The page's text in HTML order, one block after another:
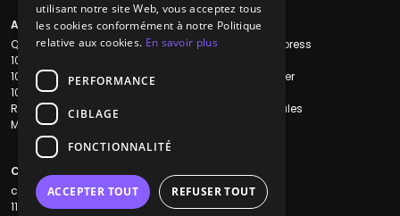
A propos
Qui sommes-nous ?
1001Salles
1001Salles PRO
1001Traiteurs
Reserverunbar
MP2
Liens utiles
Recherche Express
Nous contacter
Mentions légales
Contacts
contact@1001dj.com
11 Rue Maurice Grandcoing
utilisant notre site Web, vous acceptez tous
les cookies conformément à notre Politique
relative aux cookies. En savoir plus
PERFORMANCE
CIBLAGE
FONCTIONNALITÉ
ACCEPTER TOUT REFUSER TOUT